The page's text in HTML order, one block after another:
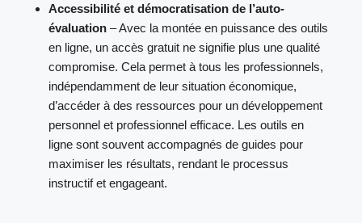
Accessibilité et démocratisation de l’auto-
évaluation – Avec la montée en puissance des outils
en ligne, un accès gratuit ne signifie plus une qualité
compromise. Cela permet à tous les professionnels,
indépendamment de leur situation économique,
d’accéder à des ressources pour un développement
personnel et professionnel efficace. Les outils en
ligne sont souvent accompagnés de guides pour
maximiser les résultats, rendant le processus
instructif et engageant.